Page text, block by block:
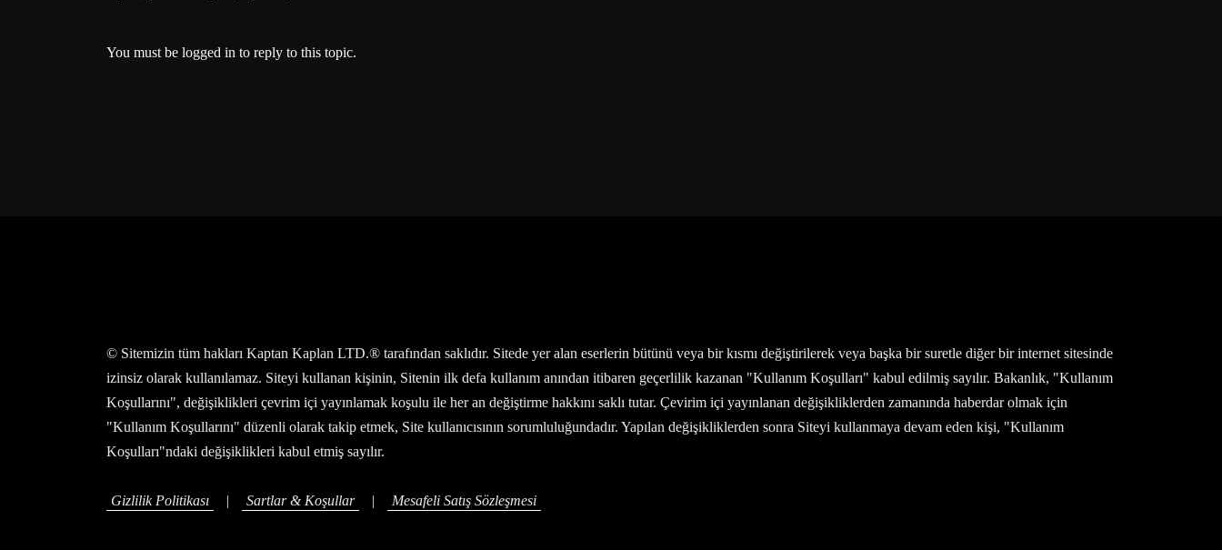
You must be logged in to reply to this topic.
© Sitemizin tüm hakları Kaptan Kaplan LTD.® tarafından saklıdır. Sitede yer alan eserlerin bütünü veya bir kısmı değiştirilerek veya başka bir suretle diğer bir internet sitesinde
izinsiz olarak kullanılamaz. Siteyi kullanan kişinin, Sitenin ilk defa kullanım anından itibaren geçerlilik kazanan "Kullanım Koşulları" kabul edilmiş sayılır. Bakanlık, "Kullanım
Koşullarını", değişiklikleri çevrim içi yayınlamak koşulu ile her an değiştirme hakkını saklı tutar. Çevirim içi yayınlanan değişikliklerden zamanında haberdar olmak için
"Kullanım Koşullarını" düzenli olarak takip etmek, Site kullanıcısının sorumluluğundadır. Yapılan değişikliklerden sonra Siteyi kullanmaya devam eden kişi, "Kullanım
Koşulları"ndaki değişiklikleri kabul etmiş sayılır.
Gizlilik Politikası | Sartlar & Koşullar | Mesafeli Satış Sözleşmesi